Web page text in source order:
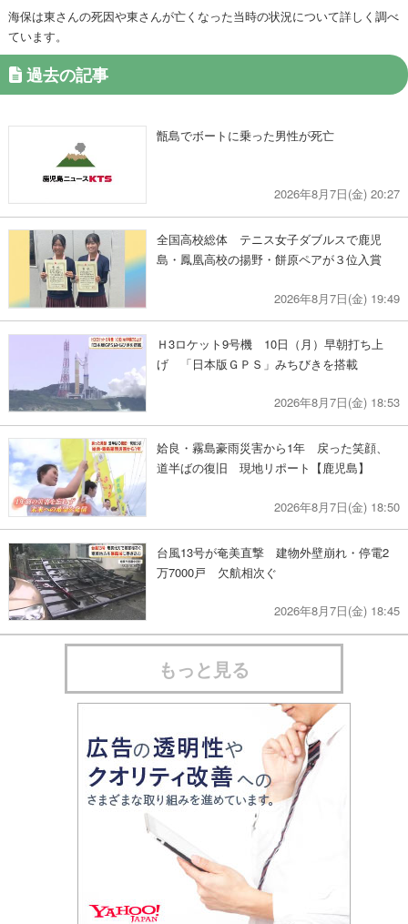
海保は東さんの死因や東さんが亡くなった当時の状況について詳しく調べ
ています。
過去の記事
甑島でボートに乗った男性が死亡
2026年8月7日(金) 20:27
全国高校総体 テニス女子ダブルスで鹿児
島・鳳凰高校の揚野・餅原ペアが３位入賞
2026年8月7日(金) 19:49
Ｈ3ロケット9号機 10日（月）早朝打ち上
げ 「日本版ＧＰＳ」みちびきを搭載
2026年8月7日(金) 18:53
姶良・霧島豪雨災害から1年 戻った笑顔、
道半ばの復旧 現地リポート【鹿児島】
2026年8月7日(金) 18:50
台風13号が奄美直撃 建物外壁崩れ・停電2
万7000戸 欠航相次ぐ
2026年8月7日(金) 18:45
もっと見る